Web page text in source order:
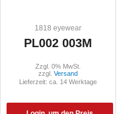
1818 eyewear
PL002 003M
Zzgl. 0% MwSt.
zzgl. Versand
Lieferzeit: ca. 14 Werktage